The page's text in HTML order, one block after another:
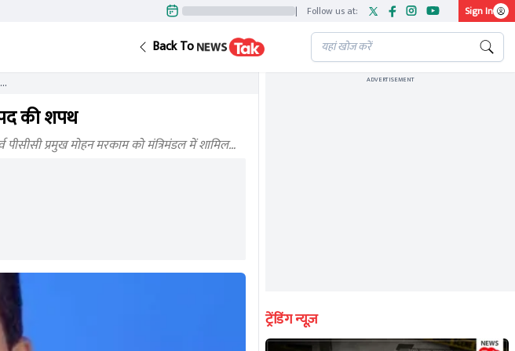
| Follow us at: Sign In
Back To
की शपथ
प्रमुख मोहन मरकाम को मंत्रिमंडल में शामिल…
ADVERTISEMENT
ट्रेंडिंग न्यूज़